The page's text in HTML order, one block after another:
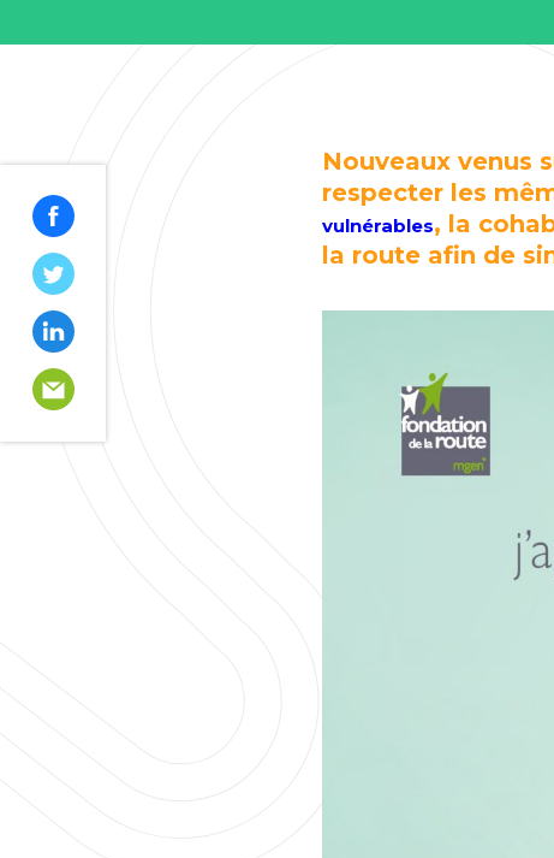
Nouveaux venus
respecter les
vulnérables, la
la route afin de